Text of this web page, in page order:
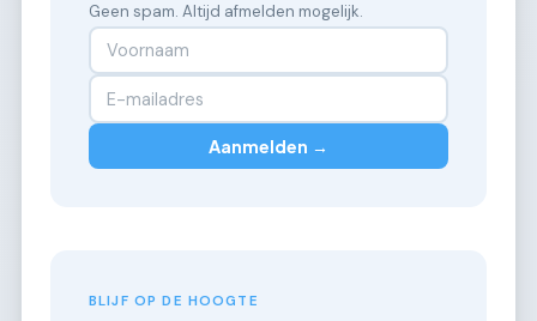
Geen spam. Altijd afmelden mogelijk.
Aanmelden →
BLIJF OP DE HOOGTE